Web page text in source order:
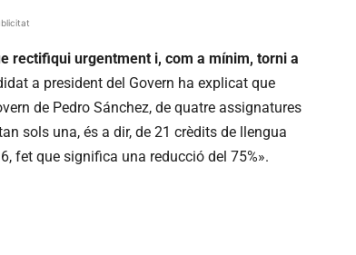
rectifiqui urgentment i, com a mínim, torni a
a president del Govern ha explicat que
de Pedro Sánchez, de quatre assignatures
sols una, és a dir, de 21 crèdits de llengua
fet que significa una reducció del 75%».